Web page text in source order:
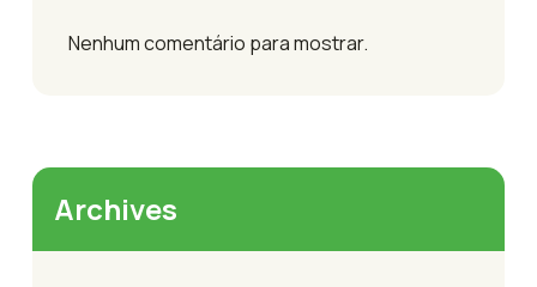
Nenhum comentário para mostrar.
Archives